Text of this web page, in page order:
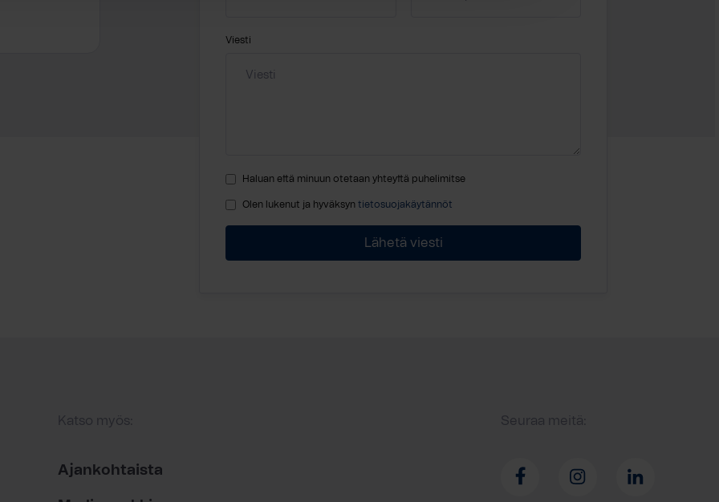
Viesti
Haluan että minuun otetaan yhteyttä puhelimitse
Olen lukenut ja hyväksyntietosuojakäytännöt
Katso myös:
Ajankohtaista
Seuraa meitä: